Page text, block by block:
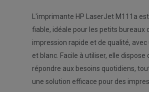
L'imprimante HP LaserJet M111a
fiable, idéale pour les petits bureaux
impression rapide et de qualité,
et blanc. Facile à utiliser, elle
répondre aux besoins quotidiens,
une solution efficace pour des